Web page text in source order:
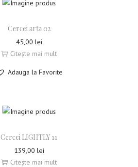
Cercei arta 02
45,00 lei
Citește mai mult
Adauga la Favorite
Cercei LIGHTLY 11
139,00 lei
Citește mai mult